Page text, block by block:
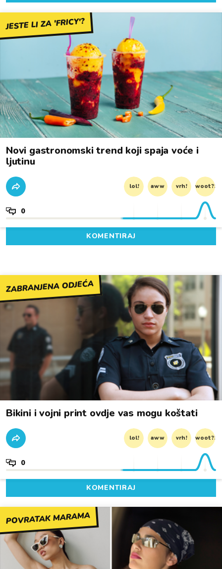
JESTE LI ZA 'FRICY'?
Novi gastronomski trend koji spaja voće i
ljutinu
lol! aww vrh! woot?!
0
KOMENTIRAJ
ZABRANJENA ODJEĆA
Bikini i vojni print ovdje vas mogu koštati
lol! aww vrh! woot?!
0
KOMENTIRAJ
POVRATAK MARAMA